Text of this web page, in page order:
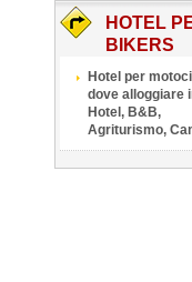
HOTEL
BIKERS
Hotel per
dove alloggiare
Hotel, B&B,
Agriturismo,